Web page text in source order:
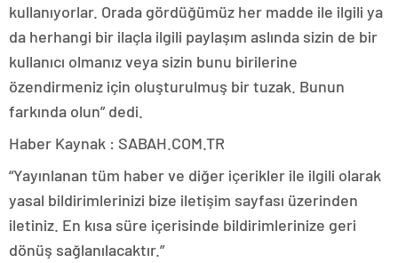
kullanıyorlar. Orada gördüğümüz her madde ile ilgili ya
da herhangi bir ilaçla ilgili paylaşım aslında sizin de bir
kullanıcı olmanız veya sizin bunu birilerine
özendirmeniz için oluşturulmuş bir tuzak. Bunun
farkında olun” dedi.
Haber Kaynak : SABAH.COM.TR
“Yayınlanan tüm haber ve diğer içerikler ile ilgili olarak
yasal bildirimlerinizi bize iletişim sayfası üzerinden
iletiniz. En kısa süre içerisinde bildirimlerinize geri
dönüş sağlanılacaktır.”